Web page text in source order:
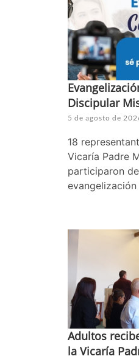
Discipular
5 de agosto de
18
Vicaría Padre
participaron
Adultos
la Vicaría